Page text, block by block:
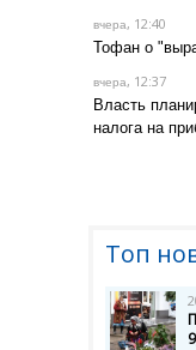
вчера, 12:40
Тофан о
вчера, 12:37
Власть
налога на
Топ